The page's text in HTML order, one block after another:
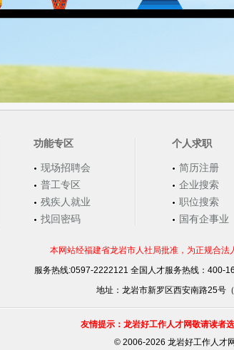
功能专区
现场招聘会
普工专区
残疾人就业
找回密码
个人求职
简历注册
企业搜索
职位搜索
国有企事业
本网站经福建省龙岩市人社局批准，为正规合
服务热线:0597-2222121 全国人才服务热线：400-
地址：龙岩市新罗区西安南路25号
友情提示：龙岩好工作人才网敬请读者
©2006-2026 龙岩好工作人才